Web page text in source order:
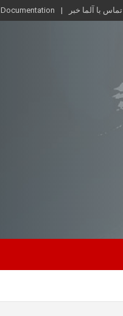
تماس با آلما خبر Documentation